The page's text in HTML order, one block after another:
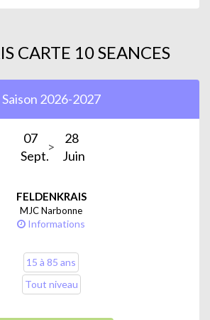
CARTE 10 SEANCES
Saison 2026-2027
07
Sept.
28
Juin
FELDENKRAIS
MJC Narbonne
Informations
15 à 85 ans
Tout niveau